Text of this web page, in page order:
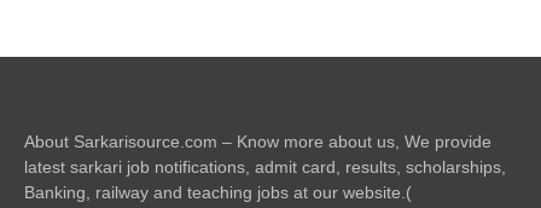
About Sarkarisource.com – Know more about us, We provide
latest sarkari job notifications, admit card, results, scholarships,
Banking, railway and teaching jobs at our website.(